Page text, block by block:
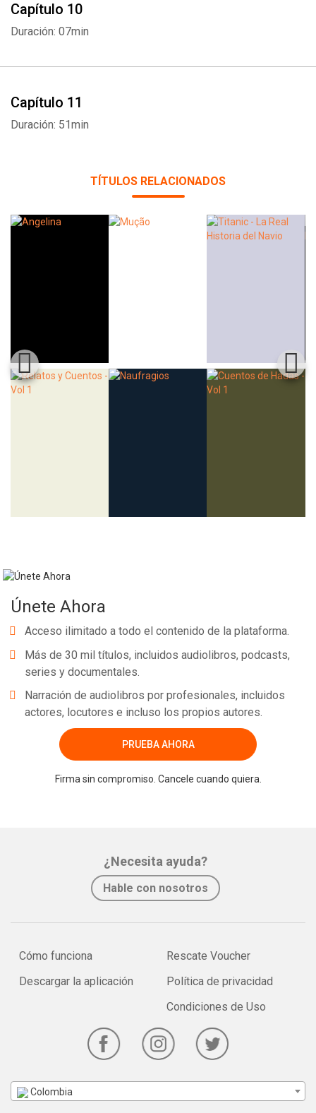
Capítulo 10
Duración: 07min
Capítulo 11
Duración: 51min
TÍTULOS RELACIONADOS
Únete Ahora
Acceso ilimitado a todo el contenido de la plataforma.
Más de 30 mil títulos, incluidos audiolibros, podcasts,
series y documentales.
Narración de audiolibros por profesionales, incluidos
actores, locutores e incluso los propios autores.
PRUEBA AHORA
Firma sin compromiso. Cancele cuando quiera.
¿Necesita ayuda?
Hable con nosotros
Cómo funciona
Descargar la aplicación
Rescate Voucher
Política de privacidad
Condiciones de Uso
Colombia
Whatsapp